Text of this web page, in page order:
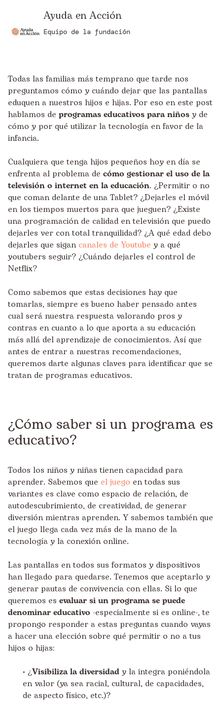
Ayuda en Acción
Equipo de la fundación
Todas las familias más temprano que tarde nos
preguntamos cómo y cuándo dejar que las pantallas
eduquen a nuestros hijos e hijas. Por eso en este post
hablamos de programas educativos para niños y de
cómo y por qué utilizar la tecnología en favor de la
infancia.
Cualquiera que tenga hijos pequeños hoy en día se
enfrenta al problema de cómo gestionar el uso de la
televisión o internet en la educación. ¿Permitir o no
que coman delante de una Tablet? ¿Dejarles el móvil
en los tiempos muertos para que jueguen? ¿Existe
una programación de calidad en televisión que puedo
dejarles ver con total tranquilidad? ¿A qué edad debo
dejarles que sigan canales de Youtube y a qué
youtubers seguir? ¿Cuándo dejarles el control de
Netflix?
Como sabemos que estas decisiones hay que
tomarlas, siempre es bueno haber pensado antes
cual será nuestra respuesta valorando pros y
contras en cuanto a lo que aporta a su educación
más allá del aprendizaje de conocimientos. Así que
antes de entrar a nuestras recomendaciones,
queremos darte algunas claves para identificar que se
tratan de programas educativos.
¿Cómo saber si un programa es
educativo?
Todos los niños y niñas tienen capacidad para
aprender. Sabemos que el juego en todas sus
variantes es clave como espacio de relación, de
autodescubrimiento, de creatividad, de generar
diversión mientras aprenden. Y sabemos también que
el juego llega cada vez más de la mano de la
tecnología y la conexión online.
Las pantallas en todos sus formatos y dispositivos
han llegado para quedarse. Tenemos que aceptarlo y
generar pautas de convivencia con ellas. Si lo que
queremos es evaluar si un programa se puede
denominar educativo -especialmente si es online-, te
propongo responder a estas preguntas cuando vayas
a hacer una elección sobre qué permitir o no a tus
hijos o hijas:
• ¿Visibiliza la diversidad y la integra poniéndola
en valor (ya sea racial, cultural, de capacidades,
de aspecto físico, etc.)?